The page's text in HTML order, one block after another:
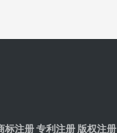
标注册 专利注册 版权注册